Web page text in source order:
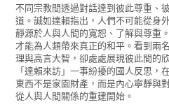
不同宗教間透過對話達到彼此尊重、
道。誠如達賴指出，人們不可能從身
靜源於人與人間的寬恕、了解與尊重
才能為人類帶來真正的和平。看到兩
理與高言大智，卻處處展現彼此間的
「達賴來訪」一事紛擾的國人反思，
東西不是家園財產，而是內心寧靜與
從人與人間關係的重建開始。